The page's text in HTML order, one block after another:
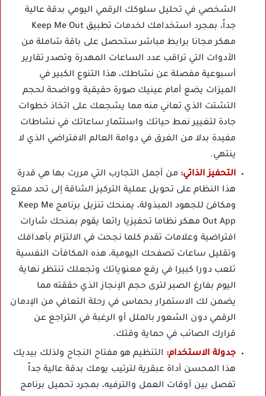
الشخصي في تحليل سلوكك الرقمي اليومي بدقة عالية
جداً، بمجرد استخدامك لخدمات تطبيق Keep Me Out
مهكر مجانا برابط مباشر ستحصل على باقة شاملة من
الأدوات التي تراقب عدد الساعات المهدرة وتصدر تقارير
أسبوعية مفصلة عن نشاطك، هذا التنوع الكبير في
الميزات يضع أمام عينيك صورة حقيقية وواضحة لحجم
التشتت الذي تعاني منه مما يشجعك على اتخاذ خطوات
جادة لتغيير نمط حياتك واستثمار ساعاتك في نشاطات
مفيدة بدلا من الغرق في دوامة العالم الافتراضي الذي لا
ينتهي.
التحفيز الذاتي: من أجمل التجارب التي مررت بها هي قدرة
هذا النظام على تحويل عملية التركيز الشاقة إلى تحد ممتع
ومكافئ للجهود المبذولة، يمنحك تنزيل برنامج Keep Me
Out App مهكر نظاما تحفيزيا رائعا يقوم بمنحك شارات
افتراضية وعلامات تقدم كلما نجحت في الالتزام بأهدافك
وتقليل ساعات تصفحك اليومية، هذه المكافآت النفسية
تلعب دورا كبيرا في رفع معنوياتك وتجعلك تنتظر نهاية
اليوم بفارغ الصبر لترى حجم الإنجاز الذي حققته مما
يضمن لك الاستمرار بحماس في رحلة التعافي من الإدمان
الرقمي دون الشعور بالملل أو الرغبة في التراجع عن
قرارك الصائب في حماية وقتك.
جدولة الاستخدام: التنظيم هو مفتاح النجاح ولذلك بيديك
هذا المحسن أداة عبقرية لترتيب يومك بدقة عالية جداً
تفصل بين أوقات العمل والترفيه، بمجرد تحميل برنامج